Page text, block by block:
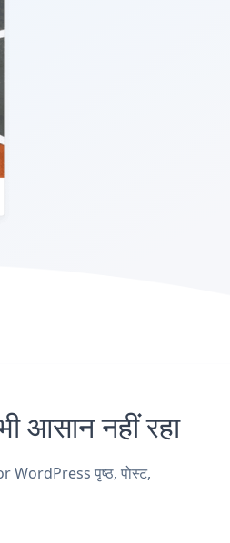
नहीं रहा
WordPress पृष्ठ, पोस्ट,